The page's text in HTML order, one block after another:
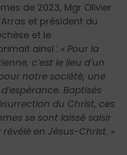
de 2023, Mgr Olivier
et président du
et le
ainsi : « Pour la
c’est le lieu d’un
notre société, une
Baptisés
du Christ, ces
se sont laissé saisir
en Jésus-Christ. »